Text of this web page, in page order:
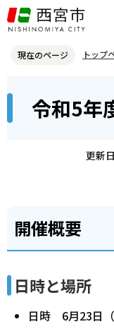
こ
の
ジ
先
現在のページ トップ
過去の人権学習会
こ
令和5年
更新
開催概要
日時と場所
日時 6月23日